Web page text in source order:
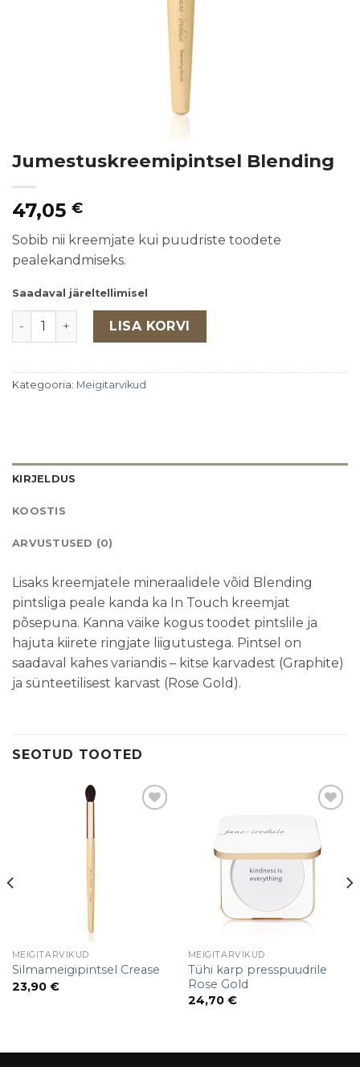
Jumestuskreemipintsel Blending
47,05 €
Sobib nii kreemjate kui puudriste toodete
pealekandmiseks.
Saadaval järeltellimisel
Jumestuskreemipintsel Blending kogus
LISA KORVI
Kategooria: Meigitarvikud
KIRJELDUS
KOOSTIS
ARVUSTUSED (0)
Lisaks kreemjatele mineraalidele võid Blending
pintsliga peale kanda ka In Touch kreemjat
põsepuna. Kanna väike kogus toodet pintslile ja
hajuta kiirete ringjate liigutustega. Pintsel on
saadaval kahes variandis – kitse karvadest (Graphite)
ja sünteetilisest karvast (Rose Gold).
SEOTUD TOOTED
MEIGITARVIKUD
Silmameigipintsel Crease
23,90 €
Add to
Wishlist
MEIGITARVIKUD
Tühi karp presspuudrile
Rose Gold
24,70 €